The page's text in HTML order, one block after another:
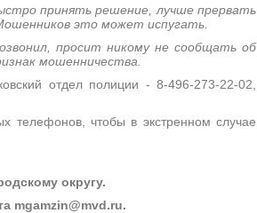
принять решение, лучше прервать
это может испугать.
просит никому не сообщать об
мошенничества.
отдел полиции - 8-496-273-22-02,
телефонов, чтобы в экстренном случае
округу.
mgamzin@mvd.ru.